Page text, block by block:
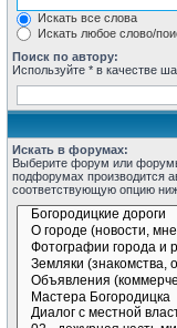
Искать все слова
Искать любое слово/
Поиск по автору:
Используйте * в качестве
Искать в форумах:
Выберите форум или
подфорумах производится
соответствующую опцию